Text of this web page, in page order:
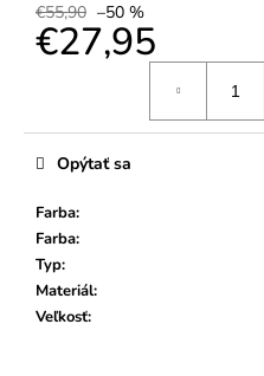
€55,90 –50 %
€27,95
Farba:
Farba:
Typ:
Materiál:
Veľkosť:
Opýtať sa